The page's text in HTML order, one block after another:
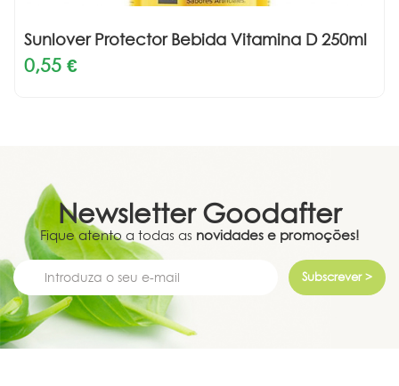
Sunlover Protector Bebida Vitamina D 250ml
0,55 €
Newsletter Goodafter
Fique atento a todas as novidades e promoções!
Subscrever >